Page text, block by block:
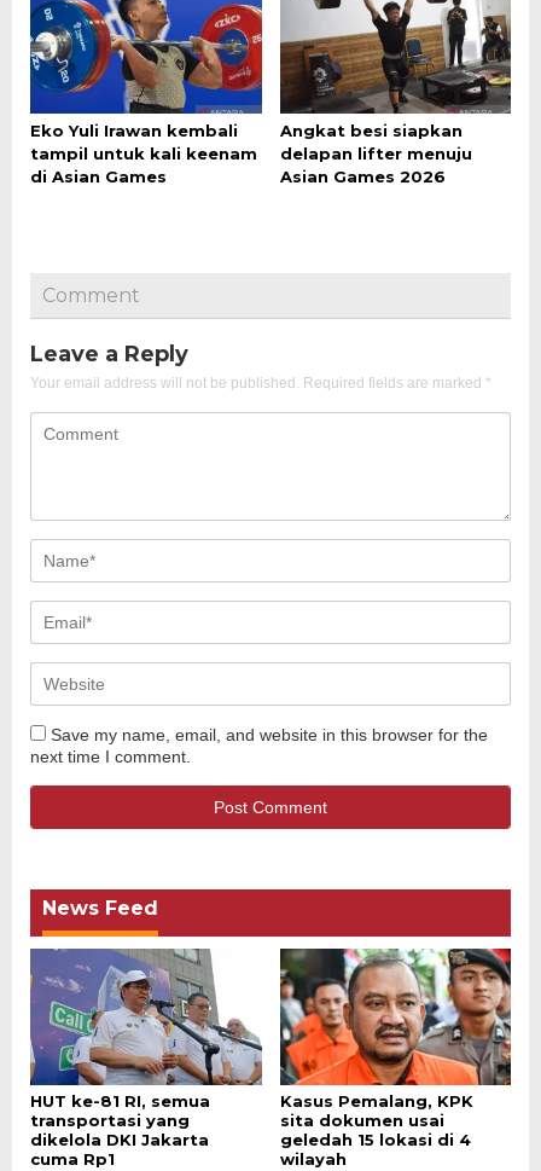
Eko Yuli Irawan kembali
tampil untuk kali keenam
di Asian Games
Angkat besi siapkan
delapan lifter menuju
Asian Games 2026
Comment
Leave a Reply
Your email address will not be published. Required fields are marked *
Save my name, email, and website in this browser for the
next time I comment.
News Feed
HUT ke-81 RI, semua
transportasi yang
dikelola DKI Jakarta
cuma Rp1
Kasus Pemalang, KPK
sita dokumen usai
geledah 15 lokasi di 4
wilayah